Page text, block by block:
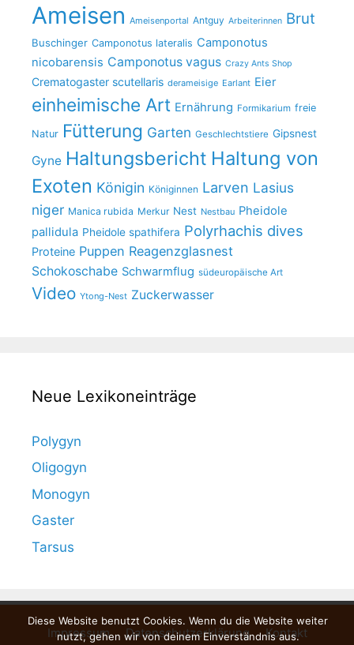
Ameisen Ameisenportal Antguy Arbeiterinnen Brut
Buschinger Camponotus lateralis Camponotus
nicobarensis Camponotus vagus Crazy Ants Shop
Crematogaster scutellaris derameisige Earlant Eier
einheimische Art Ernährung Formikarium freie
Natur Fütterung Garten Geschlechtstiere Gipsnest
Gyne Haltungsbericht Haltung von
Exoten Königin Königinnen Larven Lasius
niger Manica rubida Merkur Nest Nestbau Pheidole
pallidula Pheidole spathifera Polyrhachis dives
Proteine Puppen Reagenzglasnest
Schokoschabe Schwarmflug südeuropäische Art
Video Ytong-Nest Zuckerwasser
Neue Lexikoneinträge
Polygyn
Oligogyn
Monogyn
Gaster
Tarsus
Impressum Datenschutzerklärung Kontakt
Diese Website benutzt Cookies. Wenn du die Website weiter
nutzt, gehen wir von deinem Einverständnis aus.